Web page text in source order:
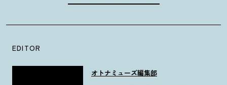
EDITOR
オトナミューズ編集部